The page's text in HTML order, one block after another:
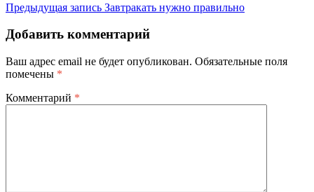
Предыдущая запись Завтракать нужно правильно
Добавить комментарий
Ваш адрес email не будет опубликован. Обязательные поля
помечены *
Комментарий *